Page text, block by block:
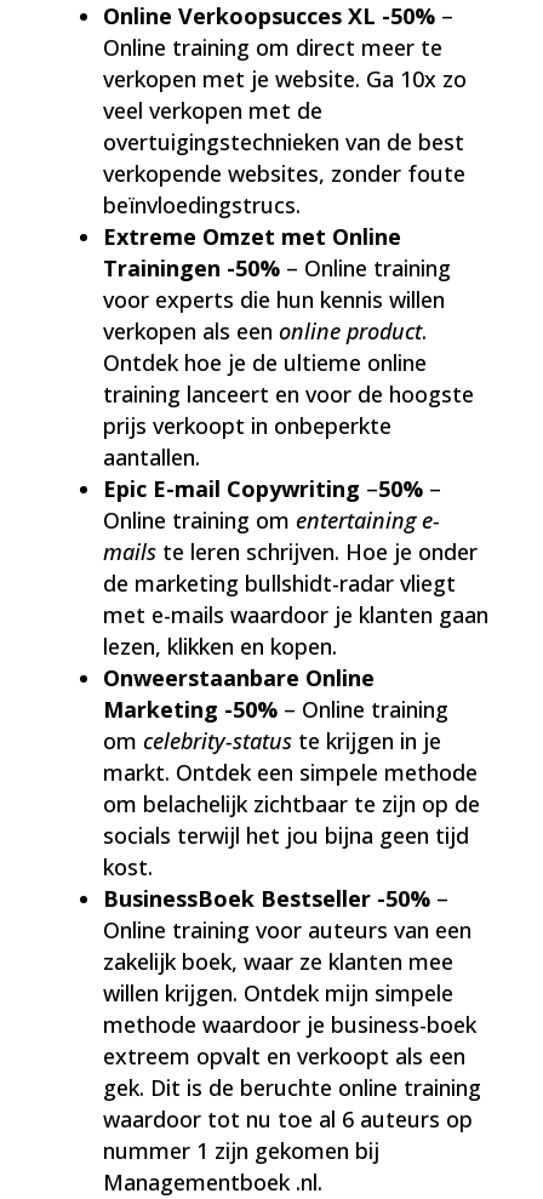
Online Verkoopsucces XL -50%–
Online training om direct meer te
verkopen met je website. Ga 10x zo
veel verkopen met de
overtuigingstechnieken van de best
verkopende websites, zonder foute
beïnvloedingstrucs.
Extreme Omzet met Online
Trainingen -50%– Online training
voor experts die hun kennis willen
verkopen als een online product.
Ontdek hoe je de ultieme online
training lanceert en voor de hoogste
prijs verkoopt in onbeperkte
aantallen.
Epic E-mail Copywriting –50%–
Online training om entertaining e-
mailste leren schrijven. Hoe je onder
de marketing bullshidt-radar vliegt
met e-mails waardoor je klanten gaan
lezen, klikken en kopen.
Onweerstaanbare Online
Marketing -50%– Online training
om celebrity-statuste krijgen in je
markt. Ontdek een simpele methode
om belachelijk zichtbaar te zijn op de
socials terwijl het jou bijna geen tijd
kost.
BusinessBoek Bestseller -50%–
Online training voor auteurs van een
zakelijk boek, waar ze klanten mee
willen krijgen. Ontdek mijn simpele
methode waardoor je business-boek
extreem opvalt en verkoopt als een
gek. Dit is de beruchte online training
waardoor tot nu toe al 6 auteurs op
nummer 1 zijn gekomen bij
Managementboek .nl.